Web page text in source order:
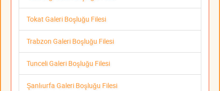
Tokat Galeri Boşluğu Filesi
Trabzon Galeri Boşluğu Filesi
Tunceli Galeri Boşluğu Filesi
Şanlıurfa Galeri Boşluğu Filesi